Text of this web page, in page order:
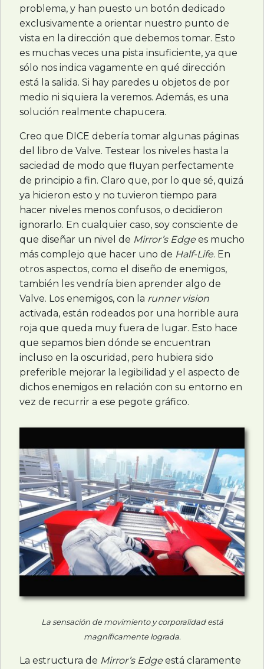
problema, y han puesto un botón dedicado
exclusivamente a orientar nuestro punto de
vista en la dirección que debemos tomar. Esto
es muchas veces una pista insuficiente, ya que
sólo nos indica vagamente en qué dirección
está la salida. Si hay paredes u objetos de por
medio ni siquiera la veremos. Además, es una
solución realmente chapucera.
Creo que DICE debería tomar algunas páginas
del libro de Valve. Testear los niveles hasta la
saciedad de modo que fluyan perfectamente
de principio a fin. Claro que, por lo que sé, quizá
ya hicieron esto y no tuvieron tiempo para
hacer niveles menos confusos, o decidieron
ignorarlo. En cualquier caso, soy consciente de
que diseñar un nivel de Mirror’s Edge es mucho
más complejo que hacer uno de Half-Life. En
otros aspectos, como el diseño de enemigos,
también les vendría bien aprender algo de
Valve. Los enemigos, con la runner vision
activada, están rodeados por una horrible aura
roja que queda muy fuera de lugar. Esto hace
que sepamos bien dónde se encuentran
incluso en la oscuridad, pero hubiera sido
preferible mejorar la legibilidad y el aspecto de
dichos enemigos en relación con su entorno en
vez de recurrir a ese pegote gráfico.
La sensación de movimiento y corporalidad está
magníficamente lograda.
La estructura de Mirror’s Edge está claramente